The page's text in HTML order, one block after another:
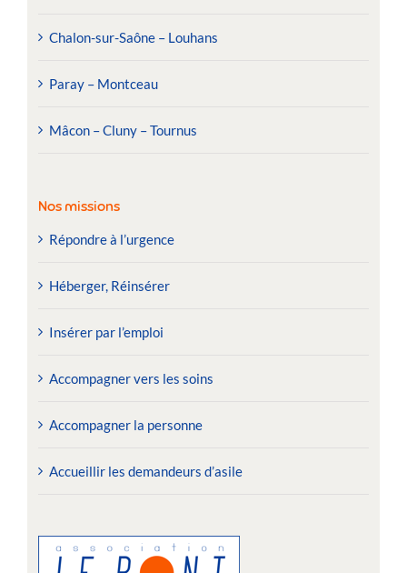
Chalon-sur-Saône – Louhans
Paray – Montceau
Mâcon – Cluny – Tournus
Nos missions
Répondre à l’urgence
Héberger, Réinsérer
Insérer par l’emploi
Accompagner vers les soins
Accompagner la personne
Accueillir les demandeurs d’asile